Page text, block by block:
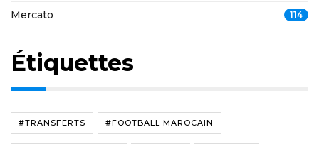
Mercato 114
Étiquettes
#TRANSFERTS #FOOTBALL MAROCAIN